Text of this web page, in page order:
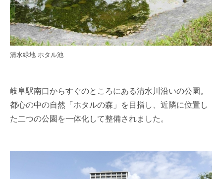
清水緑地 ホタル池
岐阜駅南口からすぐのところにある清水川沿いの公園。
都心の中の自然「ホタルの森」を目指し、近隣に位置し
た二つの公園を一体化して整備されました。